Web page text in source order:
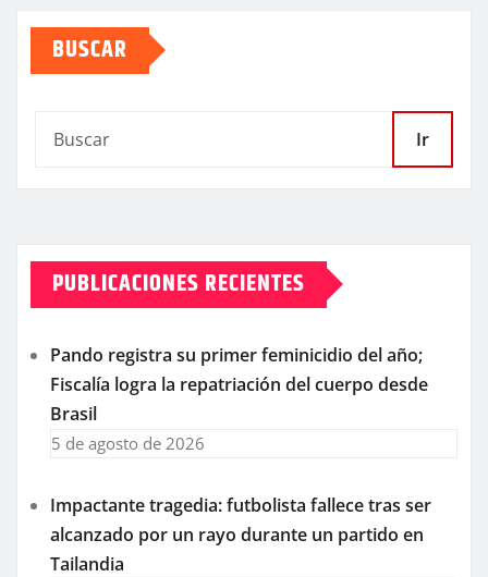
BUSCAR
Ir
PUBLICACIONES RECIENTES
Pando registra su primer feminicidio del año;
Fiscalía logra la repatriación del cuerpo desde
Brasil
5 de agosto de 2026
Impactante tragedia: futbolista fallece tras ser
alcanzado por un rayo durante un partido en
Tailandia